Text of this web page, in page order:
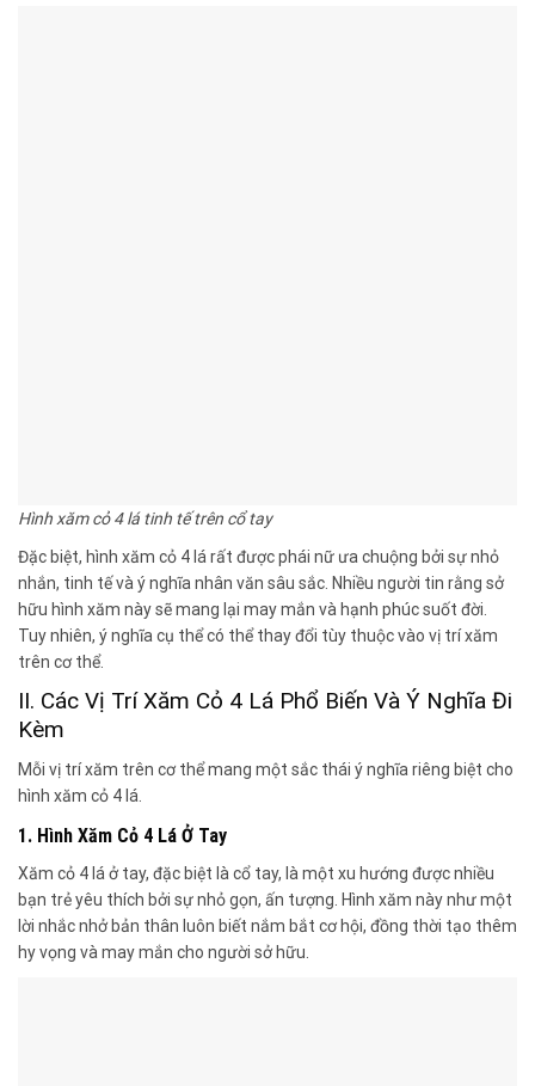
Hình xăm cỏ 4 lá tinh tế trên cổ tay
Đặc biệt, hình xăm cỏ 4 lá rất được phái nữ ưa chuộng bởi sự nhỏ
nhắn, tinh tế và ý nghĩa nhân văn sâu sắc. Nhiều người tin rằng sở
hữu hình xăm này sẽ mang lại may mắn và hạnh phúc suốt đời.
Tuy nhiên, ý nghĩa cụ thể có thể thay đổi tùy thuộc vào vị trí xăm
trên cơ thể.
II. Các Vị Trí Xăm Cỏ 4 Lá Phổ Biến Và Ý Nghĩa Đi
Kèm
Mỗi vị trí xăm trên cơ thể mang một sắc thái ý nghĩa riêng biệt cho
hình xăm cỏ 4 lá.
1. Hình Xăm Cỏ 4 Lá Ở Tay
Xăm cỏ 4 lá ở tay, đặc biệt là cổ tay, là một xu hướng được nhiều
bạn trẻ yêu thích bởi sự nhỏ gọn, ấn tượng. Hình xăm này như một
lời nhắc nhở bản thân luôn biết nắm bắt cơ hội, đồng thời tạo thêm
hy vọng và may mắn cho người sở hữu.